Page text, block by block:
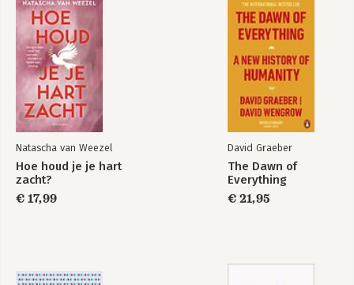
Dankwoord
Literatuurlijst
Natascha van Weezel
Hoe houd je je hart
zacht?
€ 17,99
David Graeber
The Dawn of
Everything
€ 21,95